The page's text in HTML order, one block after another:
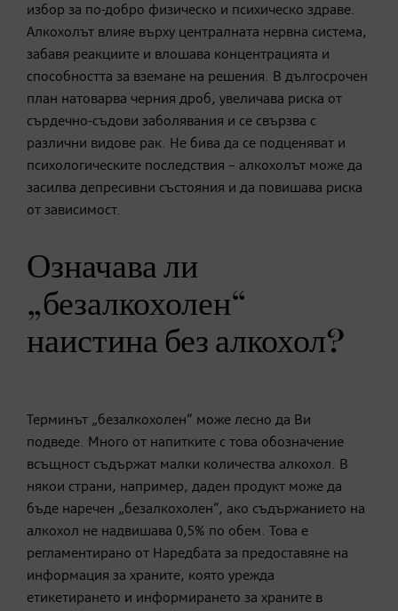
избор за по-добро физическо и психическо здраве.
Алкохолът влияе върху централната нервна система,
забавя реакциите и влошава концентрацията и
способността за вземане на решения. В дългосрочен
план натоварва черния дроб, увеличава риска от
сърдечно-съдови заболявания и се свързва с
различни видове рак. Не бива да се подценяват и
психологическите последствия – алкохолът може да
засилва депресивни състояния и да повишава риска
от зависимост.
Означава ли
„безалкохолен“
наистина без алкохол?
Терминът „безалкохолен“ може лесно да Ви
подведе. Много от напитките с това обозначение
всъщност съдържат малки количества алкохол. В
някои страни, например, даден продукт може да
бъде наречен „безалкохолен“, ако съдържанието на
алкохол не надвишава 0,5% по обем. Това е
регламентирано от Наредбата за предоставяне на
информация за храните, която урежда
етикетирането и информирането за храните в